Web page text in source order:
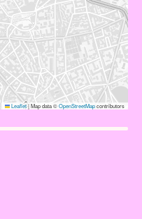
Leaflet|Map data ©OpenStreetMapcontributors